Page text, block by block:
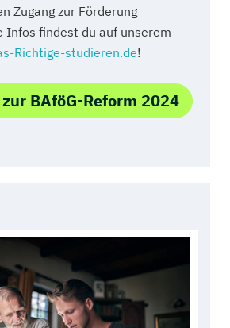
Zugang zur Förderung
Infos findest du auf unserem
Richtige-studieren.de!
BAföG-Reform 2024